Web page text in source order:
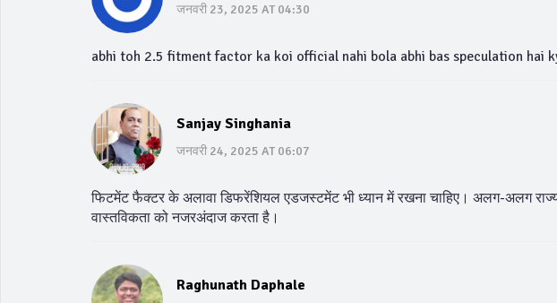
जनवरी 23, 2025 AT 04:30
abhi toh 2.5 fitment factor ka koi official nahi bola abhi bas speculation hai
Sanjay Singhania
जनवरी 24, 2025 AT 06:07
फिटमेंट फैक्टर के अलावा डिफरेंशियल एडजस्टमेंट भी ध्यान में रखना चाहिए। अलग-अलग
वास्तविकता को नजरअंदाज करता है।
Raghunath Daphale